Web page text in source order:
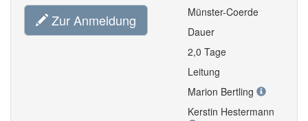
Zur Anmeldung
Münster-Coerde
Dauer
2,0 Tage
Leitung
Marion Bertling
Kerstin Hestermann